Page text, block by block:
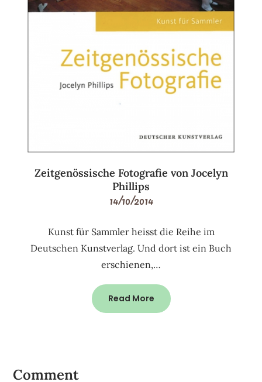
Zeitgenössische Fotografie von Jocelyn
Phillips
14/10/2014
Kunst für Sammler heisst die Reihe im
Deutschen Kunstverlag. Und dort ist ein Buch
erschienen,…
Read More
Comment